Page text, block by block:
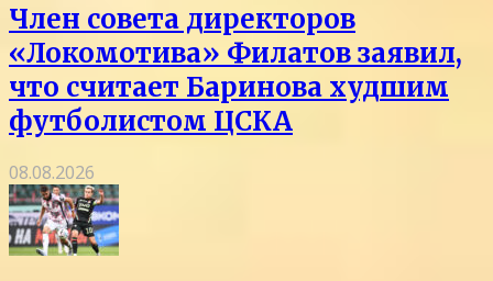
Член совета директоров
«Локомотива» Филатов заявил,
что считает Баринова худшим
футболистом ЦСКА
08.08.2026